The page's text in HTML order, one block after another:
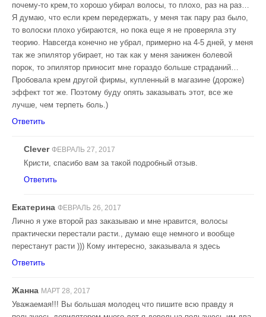
почему-то крем,то хорошо убирал волосы, то плохо, раз на раз…
Я думаю, что если крем передержать, у меня так пару раз было,
то волоски плохо убираются, но пока еще я не проверяла эту
теорию. Навсегда конечно не убрал, примерно на 4-5 дней, у меня
так же эпилятор убирает, но так как у меня занижен болевой
порок, то эпилятор приносит мне гораздо больше страданий…
Пробовала крем другой фирмы, купленный в магазине (дороже)
эффект тот же. Поэтому буду опять заказывать этот, все же
лучше, чем терпеть боль.)
Ответить
Clever ФЕВРАЛЬ 27, 2017
Кристи, спасибо вам за такой подробный отзыв.
Ответить
Екатерина ФЕВРАЛЬ 26, 2017
Лично я уже второй раз заказываю и мне нравится, волосы
практически перестали расти., думаю еще немного и вообще
перестанут расти ))) Кому интересно, заказывала я здесь
Ответить
Жанна МАРТ 28, 2017
Уважаемая!!! Вы большая молодец что пишите всю правду я